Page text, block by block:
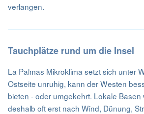
verlangen.
Tauchplätze rund um die Insel
La Palmas Mikroklima setzt sich unter
Ostseite unruhig, kann der Westen
bieten - oder umgekehrt. Lokale Basen
deshalb oft erst nach Wind, Dünung,